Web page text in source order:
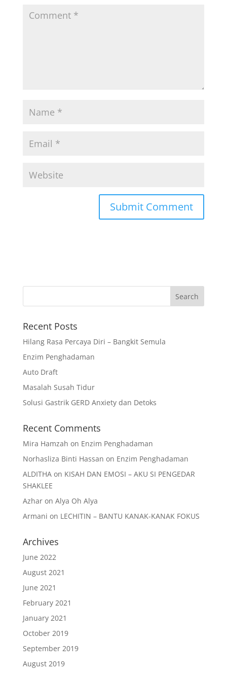
Recent Posts
Hilang Rasa Percaya Diri – Bangkit Semula
Enzim Penghadaman
Auto Draft
Masalah Susah Tidur
Solusi Gastrik GERD Anxiety dan Detoks
Recent Comments
Mira Hamzah on Enzim Penghadaman
Norhasliza Binti Hassan on Enzim Penghadaman
ALDITHAon KISAH DAN EMOSI – AKU SI PENGEDAR
SHAKLEE
Azharon Alya Oh Alya
Armani on LECHITIN – BANTU KANAK-KANAK FOKUS
Archives
June 2022
August 2021
June 2021
February 2021
January 2021
October 2019
September 2019
August 2019